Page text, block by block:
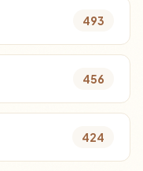
493
456
424